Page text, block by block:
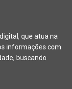
que atua na
informações com
buscando